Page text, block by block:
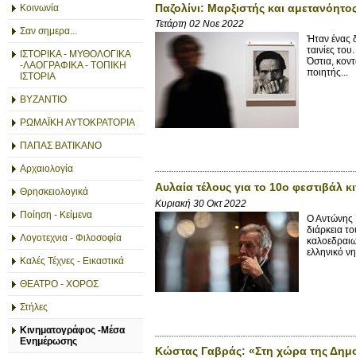
Κοινωνία
Σαν σημερα...
ΙΣΤΟΡΙΚΑ - ΜΥΘΟΛΟΓΙΚΑ
-ΛΑΟΓΡΑΦΙΚΑ - ΤΟΠΙΚΗ
ΙΣΤΟΡΙΑ
ΒΥΖΑΝΤΙΟ
ΡΩΜΑΪΚΗ ΑΥΤΟΚΡΑΤΟΡΙΑ
ΠΑΠΑΣ ΒΑΤΙΚΑΝΟ
Αρχαιολογία
Θρησκειολογικά
Ποίηση - Κείμενα
Λογοτεχνια - Φιλοσοφία
Καλές Τέχνες - Εικαστικά
ΘΕΑΤΡΟ - ΧΟΡΟΣ
Στήλες
Κινηματογράφος -Μέσα
Ενημέρωσης
Παζολίνι: Μαρξιστής και
Τετάρτη 02 Νοε 2022
Ήταν ένας
ταινίες
Όστια,
ποιητής...
Αυλαία τέλους για το 10ο φεστιβάλ
Κυριακή 30 Οκτ 2022
Ο Αντώνης
διάρκεια
ελληνικό
Κώστας Γαβράς: «Στη χώρα της